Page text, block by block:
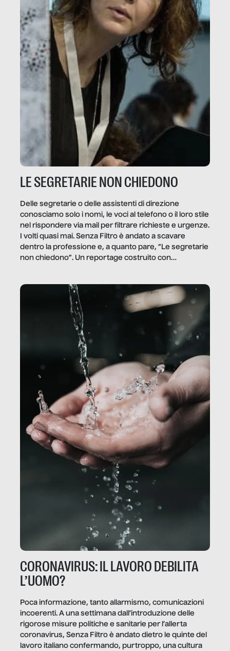
LE SEGRETARIE NON CHIEDONO
Delle segretarie o delle assistenti di direzione
conosciamo solo i nomi, le voci al telefono o il loro stile
nel rispondere via mail per filtrare richieste e urgenze.
I volti quasi mai. Senza Filtro è andato a scavare
dentro la professione e, a quanto pare, “Le segretarie
non chiedono”. Un reportage costruito con
CORONAVIRUS: IL LAVORO DEBILITA
L’UOMO?
Poca informazione, tanto allarmismo, comunicazioni
incoerenti. A una settimana dall’introduzione delle
rigorose misure politiche e sanitarie per l’allerta
coronavirus, Senza Filtro è andato dietro le quinte del
lavoro italiano confermando, purtroppo, una cultura